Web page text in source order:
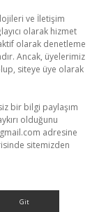
ve İletişim
olarak hizmet
olarak denetleme
Ancak, üyelerimiz
siteye üye olarak
bir bilgi paylaşım
olduğunu
adresine
sitemizden